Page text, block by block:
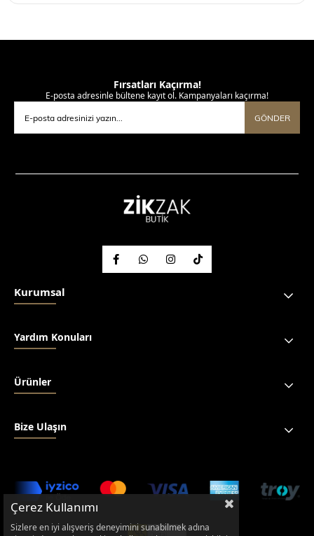
Fırsatları Kaçırma!
E-posta adresinle bültene kayıt ol. Kampanyaları kaçırma!
GÖNDER
Kurumsal
Yardım Konuları
Ürünler
Bize Ulaşın
Çerez Kullanımı
Sizlere en iyi alışveriş deneyimini sunabilmek adına